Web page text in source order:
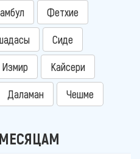
Фетхие
Сиде
Измир Кайсери
Даламан Чешме